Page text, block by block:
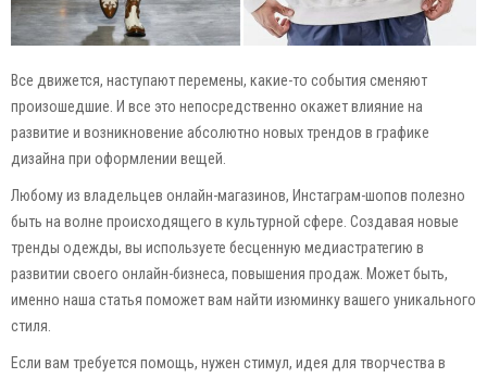
Все движется, наступают перемены, какие-то события сменяют
произошедшие. И все это непосредственно окажет влияние на
развитие и возникновение абсолютно новых трендов в графике
дизайна при оформлении вещей.
Любому из владельцев онлайн-магазинов, Инстаграм-шопов полезно
быть на волне происходящего в культурной сфере. Создавая новые
тренды одежды, вы используете бесценную медиастратегию в
развитии своего онлайн-бизнеса, повышения продаж. Может быть,
именно наша статья поможет вам найти изюминку вашего уникального
стиля.
Если вам требуется помощь, нужен стимул, идея для творчества в